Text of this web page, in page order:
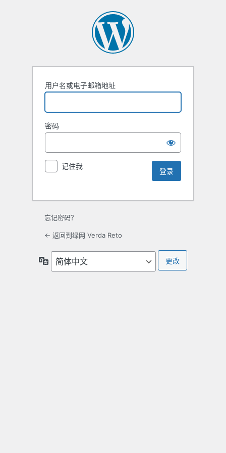
用户名或电子邮箱地址
密码
记住我
忘记密码？
← 返回到绿网 Verda Reto
言